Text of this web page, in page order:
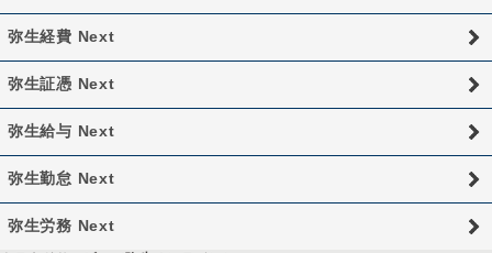
弥生経費 Next
弥生証憑 Next
弥生給与 Next
弥生勤怠 Next
弥生労務 Next